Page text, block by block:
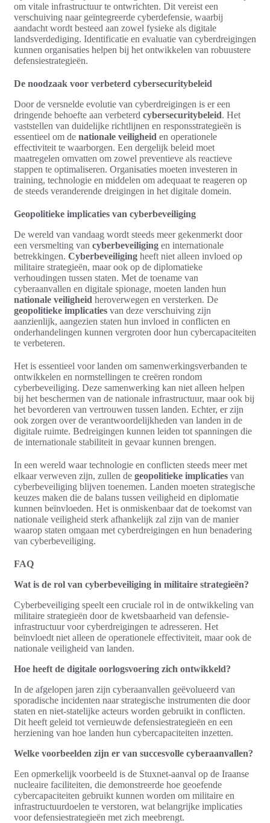
om vitale infrastructuur te ontwrichten. Dit vereist een
verschuiving naar geïntegreerde cyberdefensie, waarbij
aandacht wordt besteed aan zowel fysieke als digitale
landsverdediging. Identificatie en evaluatie van cyberdreigingen
kunnen organisaties helpen bij het ontwikkelen van robuustere
defensiestrategieën.
De noodzaak voor verbeterd cybersecuritybeleid
Door de versnelde evolutie van cyberdreigingen is er een
dringende behoefte aan verbeterd cybersecuritybeleid. Het
vaststellen van duidelijke richtlijnen en responsstrategieën is
essentieel om de nationale veiligheid en operationele
effectiviteit te waarborgen. Een dergelijk beleid moet
maatregelen omvatten om zowel preventieve als reactieve
stappen te optimaliseren. Organisaties moeten investeren in
training, technologie en middelen om adequaat te reageren op
de steeds veranderende dreigingen in het digitale domein.
Geopolitieke implicaties van cyberbeveiliging
De wereld van vandaag wordt steeds meer gekenmerkt door
een versmelting van cyberbeveiliging en internationale
betrekkingen. Cyberbeveiliging heeft niet alleen invloed op
militaire strategieën, maar ook op de diplomatieke
verhoudingen tussen staten. Met de toename van
cyberaanvallen en digitale spionage, moeten landen hun
nationale veiligheid heroverwegen en versterken. De
geopolitieke implicaties van deze verschuiving zijn
aanzienlijk, aangezien staten hun invloed in conflicten en
onderhandelingen kunnen vergroten door hun cybercapaciteiten
te verbeteren.
Het is essentieel voor landen om samenwerkingsverbanden te
ontwikkelen en normstellingen te creëren rondom
cyberbeveiliging. Deze samenwerking kan niet alleen helpen
bij het beschermen van de nationale infrastructuur, maar ook bij
het bevorderen van vertrouwen tussen landen. Echter, er zijn
ook zorgen over de verantwoordelijkheden van landen in de
digitale ruimte. Bedreigingen kunnen leiden tot spanningen die
de internationale stabiliteit in gevaar kunnen brengen.
In een wereld waar technologie en conflicten steeds meer met
elkaar verweven zijn, zullen de geopolitieke implicaties van
cyberbeveiliging blijven toenemen. Landen moeten strategische
keuzes maken die de balans tussen veiligheid en diplomatie
kunnen beïnvloeden. Het is onmiskenbaar dat de toekomst van
nationale veiligheid sterk afhankelijk zal zijn van de manier
waarop staten omgaan met cyberdreigingen en hun benadering
van cyberbeveiliging.
FAQ
Wat is de rol van cyberbeveiliging in militaire strategieën?
Cyberbeveiliging speelt een cruciale rol in de ontwikkeling van
militaire strategieën door de kwetsbaarheid van defensie-
infrastructuur voor cyberdreigingen te adresseren. Het
beïnvloedt niet alleen de operationele effectiviteit, maar ook de
nationale veiligheid van landen.
Hoe heeft de digitale oorlogsvoering zich ontwikkeld?
In de afgelopen jaren zijn cyberaanvallen geëvolueerd van
sporadische incidenten naar strategische instrumenten die door
staten en niet-statelijke acteurs worden gebruikt in conflicten.
Dit heeft geleid tot vernieuwde defensiestrategieën en een
herziening van hoe landen hun cybercapaciteiten inzetten.
Welke voorbeelden zijn er van succesvolle cyberaanvallen?
Een opmerkelijk voorbeeld is de Stuxnet-aanval op de Iraanse
nucleaire faciliteiten, die demonstreerde hoe geoefende
cybercapaciteiten gebruikt kunnen worden om militaire en
infrastructuurdoelen te verstoren, wat belangrijke implicaties
voor defensiestrategieën met zich meebrengt.